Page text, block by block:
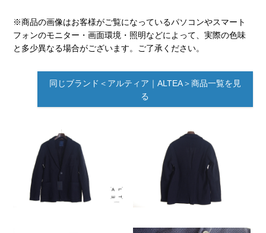
※商品の画像はお客様がご覧になっているパソコンやスマート
フォンのモニター・画面環境・照明などによって、実際の色味
と多少異なる場合がございます。ご了承ください。
同じブランド＜アルティア｜ALTEA＞商品一覧を見
る